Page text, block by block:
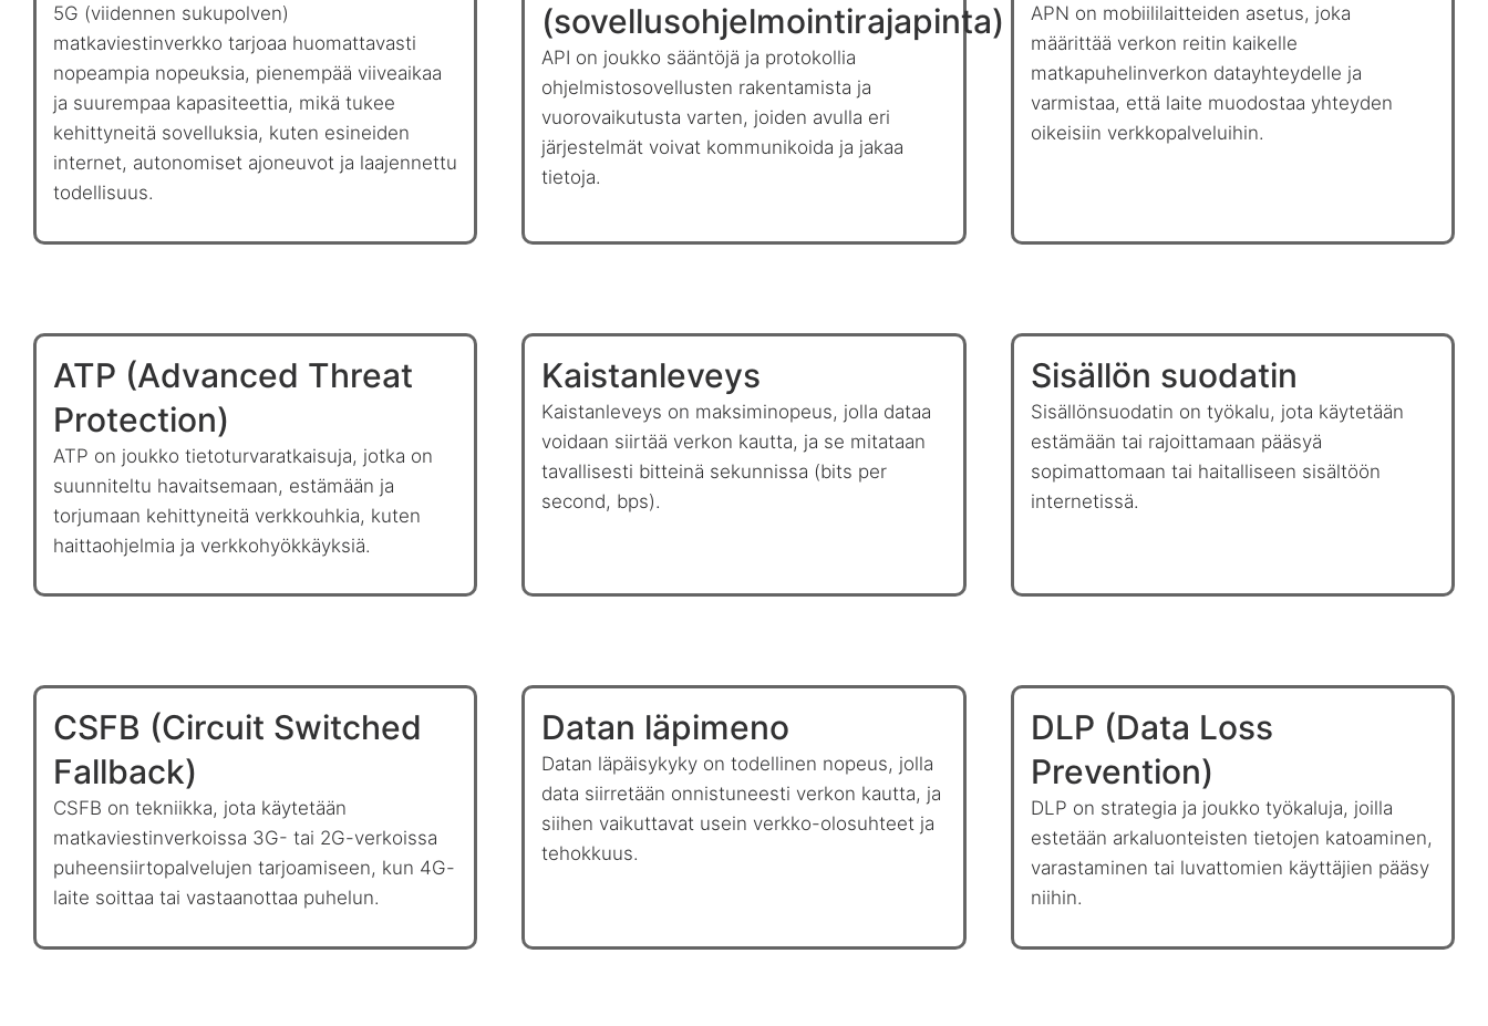
5G (viidennen sukupolven)
matkaviestinverkko tarjoaa huomattavasti
nopeampia nopeuksia, pienempää viiveaikaa
ja suurempaa kapasiteettia, mikä tukee
kehittyneitä sovelluksia, kuten esineiden
internet, autonomiset ajoneuvot ja laajennettu
todellisuus.
(sovellusohjelmointirajapinta)
API on joukko sääntöjä ja protokollia
ohjelmistosovellusten rakentamista ja
vuorovaikutusta varten, joiden avulla eri
järjestelmät voivat kommunikoida ja jakaa
tietoja.
APN on mobiililaitteiden asetus, joka
määrittää verkon reitin kaikelle
matkapuhelinverkon datayhteydelle ja
varmistaa, että laite muodostaa yhteyden
oikeisiin verkkopalveluihin.
ATP (Advanced Threat
Protection)
ATP on joukko tietoturvaratkaisuja, jotka on
suunniteltu havaitsemaan, estämään ja
torjumaan kehittyneitä verkkouhkia, kuten
haittaohjelmia ja verkkohyökkäyksiä.
Kaistanleveys
Kaistanleveys on maksiminopeus, jolla dataa
voidaan siirtää verkon kautta, ja se mitataan
tavallisesti bitteinä sekunnissa (bits per
second, bps).
Sisällön suodatin
Sisällönsuodatin on työkalu, jota käytetään
estämään tai rajoittamaan pääsyä
sopimattomaan tai haitalliseen sisältöön
internetissä.
CSFB (Circuit Switched
Fallback)
CSFB on tekniikka, jota käytetään
matkaviestinverkoissa 3G- tai 2G-verkoissa
puheensiirtopalvelujen tarjoamiseen, kun 4G-
laite soittaa tai vastaanottaa puhelun.
Datan läpimeno
Datan läpäisykyky on todellinen nopeus, jolla
data siirretään onnistuneesti verkon kautta, ja
siihen vaikuttavat usein verkko-olosuhteet ja
tehokkuus.
DLP (Data Loss
Prevention)
DLP on strategia ja joukko työkaluja, joilla
estetään arkaluonteisten tietojen katoaminen,
varastaminen tai luvattomien käyttäjien pääsy
niihin.